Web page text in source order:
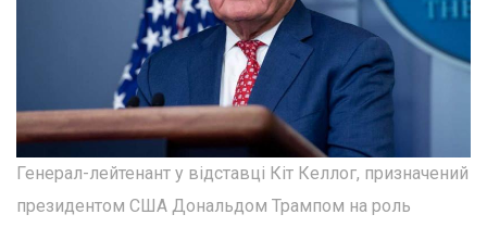
Генерал-лейтенант у відставці Кіт Келлог, призначений
президентом США Дональдом Трампом на роль